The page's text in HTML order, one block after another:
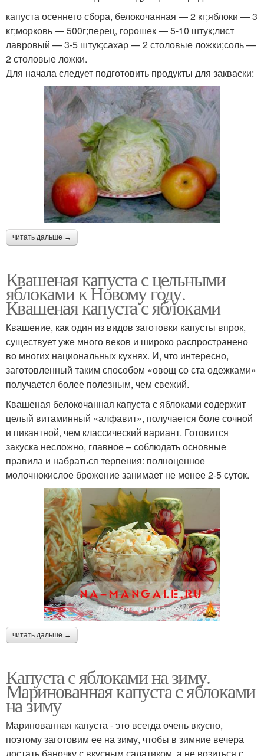
капуста осеннего сбора, белокочанная — 2 кг;яблоки — 3
кг;морковь — 500г;перец, горошек — 5-10 штук;лист
лавровый — 3-5 штук;сахар — 2 столовые ложки;соль —
2 столовые ложки.
Для начала следует подготовить продукты для закваски:
читать дальше →
Квашеная капуста с цельными
яблоками к Новому году.
Квашеная капуста с яблоками
Квашение, как один из видов заготовки капусты впрок,
существует уже много веков и широко распространено
во многих национальных кухнях. И, что интересно,
заготовленный таким способом «овощ со ста одежками»
получается более полезным, чем свежий.
Квашеная белокочанная капуста с яблоками содержит
целый витаминный «алфавит», получается боле сочной
и пикантной, чем классический вариант. Готовится
закуска несложно, главное – соблюдать основные
правила и набраться терпения: полноценное
молочнокислое брожение занимает не менее 2-5 суток.
читать дальше →
Капуста с яблоками на зиму.
Маринованная капуста с яблоками
на зиму
Маринованная капуста - это всегда очень вкусно,
поэтому заготовим ее на зиму, чтобы в зимние вечера